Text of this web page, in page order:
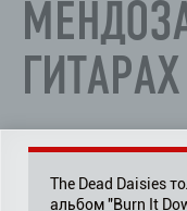
ГИТАРАХ
The Dead Daisies
альбом "Burn It